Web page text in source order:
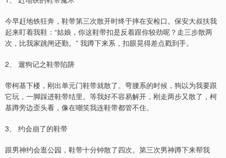
今早赶地铁狂奔，鞋带第三次散开时终于摔在安检口。保安大叔扶我
起来盯着我鞋：“姑娘，你这鞋带扣是反着跟你较劲呢？走三步散两
次，比我家跳闸还勤。” 我蹲下来系，扣眼晃得差点戳到手。
2、 遛狗记之鞋带陷阱
带柯基下楼，刚出单元门鞋带就散了。弯腰系的时候，狗以为我要跟
它玩，一脚踩进鞋带结里。等我好不容易解开，刚走两步又散了，柯
基蹲旁边歪头看，像在嘲笑我连鞋带都管不住。
3、 约会崩了的鞋带
跟男神约会逛公园，鞋带十分钟散了四次。第三次男神蹲下来帮我